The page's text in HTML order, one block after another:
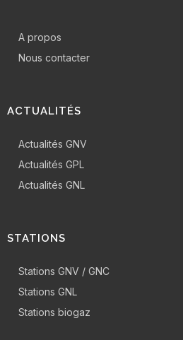
A propos
Nous contacter
ACTUALITÉS
Actualités GNV
Actualités GPL
Actualités GNL
STATIONS
Stations GNV / GNC
Stations GNL
Stations biogaz